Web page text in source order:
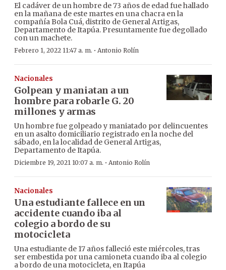
El cadáver de un hombre de 73 años de edad fue hallado
en la mañana de este martes en una chacra en la
compañía Bola Cuá, distrito de General Artigas,
Departamento de Itapúa. Presuntamente fue degollado
con un machete.
Febrero 1, 2022 11:47 a. m. · Antonio Rolín
Nacionales
Golpean y maniatan a un
hombre para robarle G. 20
millones y armas
Un hombre fue golpeado y maniatado por delincuentes
en un asalto domiciliario registrado en la noche del
sábado, en la localidad de General Artigas,
Departamento de Itapúa.
Diciembre 19, 2021 10:07 a. m. · Antonio Rolín
Nacionales
Una estudiante fallece en un
accidente cuando iba al
colegio a bordo de su
motocicleta
Una estudiante de 17 años falleció este miércoles, tras
ser embestida por una camioneta cuando iba al colegio
a bordo de una motocicleta, en Itapúa